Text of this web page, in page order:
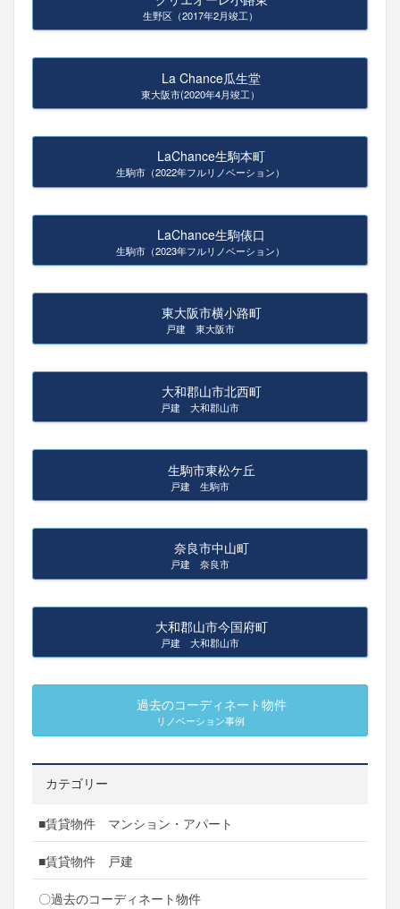
生野区（2017年2月竣工）
La Chance瓜生堂
東大阪市(2020年4月竣工）
LaChance生駒本町
生駒市（2022年フルリノベーション）
LaChance生駒俵口
生駒市（2023年フルリノベーション）
東大阪市横小路町
戸建 東大阪市
大和郡山市北西町
戸建 大和郡山市
生駒市東松ケ丘
戸建 生駒市
奈良市中山町
戸建 奈良市
大和郡山市今国府町
戸建 大和郡山市
過去のコーディネート物件
リノベーション事例
カテゴリー
■賃貸物件 マンション・アパート
■賃貸物件 戸建
〇過去のコーディネート物件